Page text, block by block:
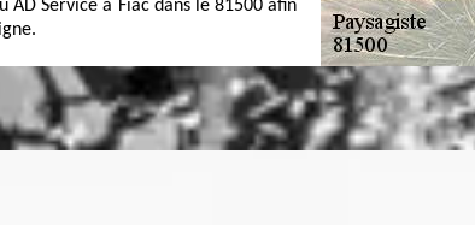
AD Service à Fiac dans le 81500 afin